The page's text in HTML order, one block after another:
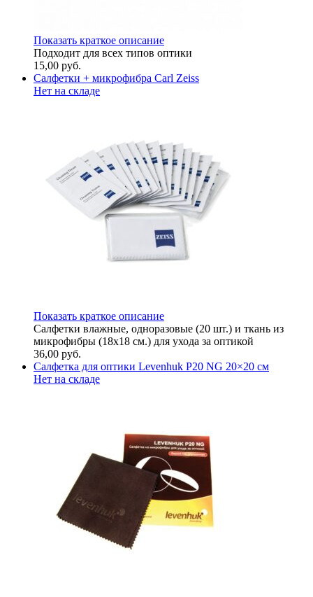
Показать краткое описание
Подходит для всех типов оптики
15,00 руб.
Салфетки + микрофибра Carl Zeiss
Нет на складе
Показать краткое описание
Салфетки влажные, одноразовые (20 шт.) и ткань из
микрофибры (18х18 см.) для ухода за оптикой
36,00 руб.
Салфетка для оптики Levenhuk P20 NG 20×20 см
Нет на складе